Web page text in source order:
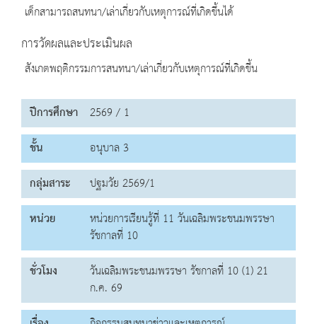
เด็กสามารถสนทนา/เล่าเกี่ยวกับเหตุการณ์ที่เกิดขึ้นได้
การวัดผลและประเมินผล
สังเกตพฤติกรรมการสนทนา/เล่าเกี่ยวกับเหตุการณ์ที่เกิดขึ้น
ปีการศึกษา 2569 / 1
ชั้น
อนุบาล 3
กลุ่มสาระ
ปฐมวัย 2569/1
หน่วย
หน่วยการเรียนรู้ที่ 11 วันเฉลิมพระชนมพรรษา
รัชกาลที่ 10
ชั่วโมง
วันเฉลิมพระชนมพรรษา รัชกาลที่ 10 (1) 21
ก.ค. 69